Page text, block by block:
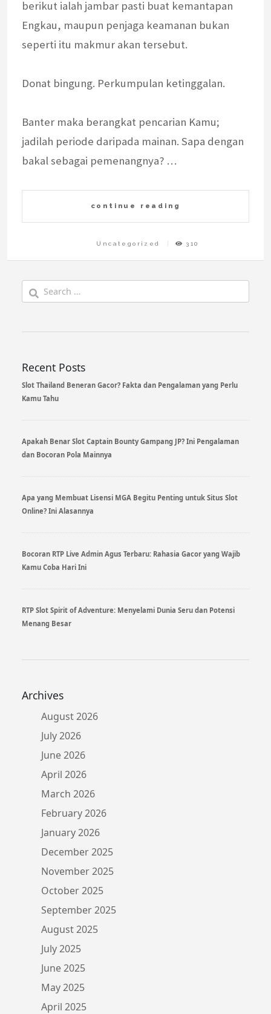
berikut ialah jambar pasti buat kemantapan
Engkau, maupun penjaga keamanan bukan
seperti itu makmur akan tersebut.
Donat bingung. Perkumpulan ketinggalan.
Banter maka berangkat pencarian Kamu;
jadilah periode daripada mainan. Sapa dengan
bakal sebagai pemenangnya? …
continue reading
Uncategorized 310
for:
Recent Posts
Slot Thailand Beneran Gacor? Fakta dan Pengalaman yang Perlu
Kamu Tahu
Apakah Benar Slot Captain Bounty Gampang JP? Ini Pengalaman
dan Bocoran Pola Mainnya
Apa yang Membuat Lisensi MGA Begitu Penting untuk Situs Slot
Online? Ini Alasannya
Bocoran RTP Live Admin Agus Terbaru: Rahasia Gacor yang Wajib
Kamu Coba Hari Ini
RTP Slot Spirit of Adventure: Menyelami Dunia Seru dan Potensi
Menang Besar
Archives
August 2026
July 2026
June 2026
April 2026
March 2026
February 2026
January 2026
December 2025
November 2025
October 2025
September 2025
August 2025
July 2025
June 2025
May 2025
April 2025